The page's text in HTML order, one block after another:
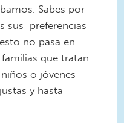
Sabes por
sus preferencias
no pasa en
que tratan
o jóvenes
y hasta